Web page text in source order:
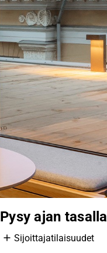
Pysy ajan tasalla
Sijoittajatilaisuudet